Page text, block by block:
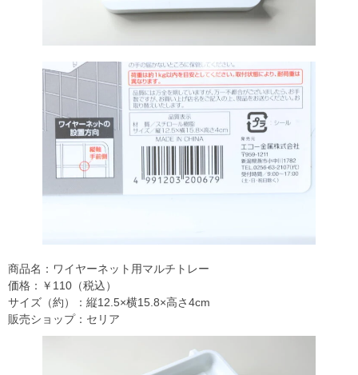
商品名：ワイヤーネット用マルチトレー
価格：￥110（税込）
サイズ（約）：縦12.5×横15.8×高さ4cm
販売ショップ：セリア